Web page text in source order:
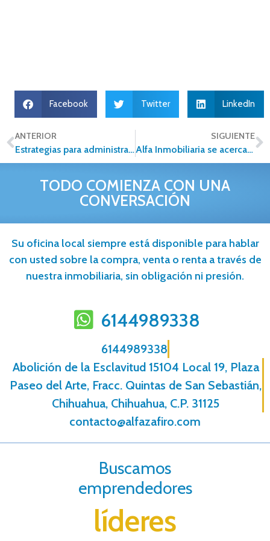
Facebook Twitter LinkedIn
ANTERIOR
Estrategias para administrar el tiempo, 10 tips para emprendedores
SIGUIENTE
Alfa Inmobiliaria se acerca a las 100 franquicias en México
TODO COMIENZA CON UNA
CONVERSACIÓN
Su oficina local siempre está disponible para hablar
con usted sobre la compra, venta o renta a través de
nuestra inmobiliaria, sin obligación ni presión.
6144989338
6144989338
Abolición de la Esclavitud 15104 Local 19, Plaza
Paseo del Arte, Fracc. Quintas de San Sebastián,
Chihuahua, Chihuahua, C.P. 31125
contacto@alfazafiro.com
Buscamos
emprendedores
líderes